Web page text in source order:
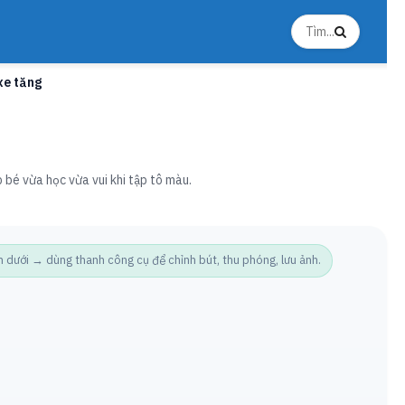
tăng
vừa học vừa vui khi tập tô màu.
→ dùng thanh công cụ để chỉnh bút, thu phóng, lưu ảnh.